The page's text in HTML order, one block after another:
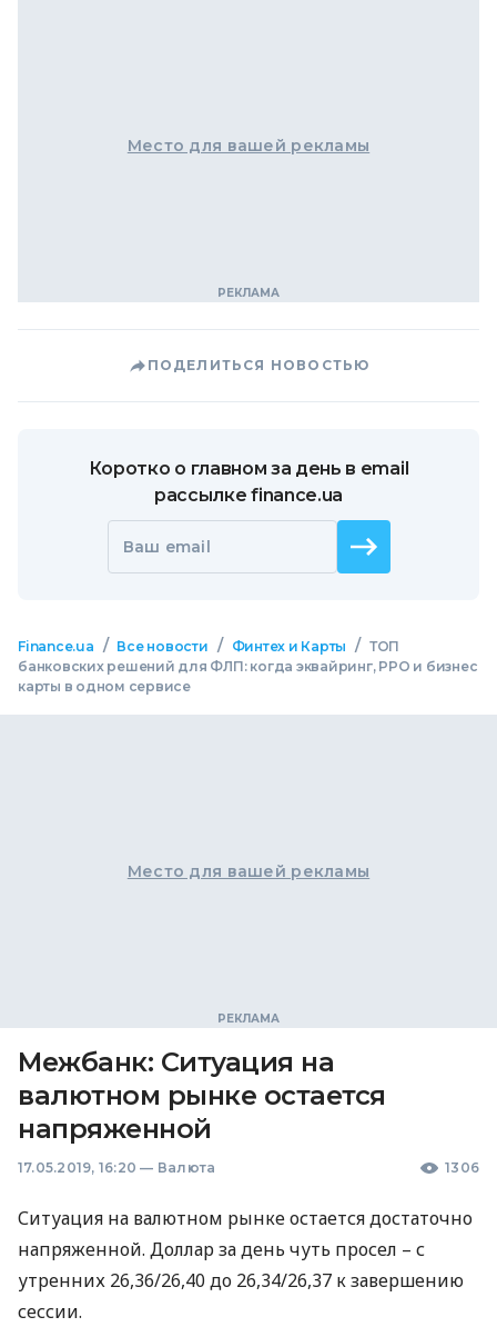
Место для вашей рекламы
ПОДЕЛИТЬСЯ НОВОСТЬЮ
Коротко о главном за день в email
рассылке finance.ua
Ваш email
Finance.ua / Все новости / Финтех и Карты / ТОП
банковских решений для ФЛП: когда эквайринг, РРО и бизнес
карты в одном сервисе
Место для вашей рекламы
Межбанк: Ситуация на
валютном рынке остается
напряженной
17.05.2019, 16:20 — Валюта 1306
Ситуация на валютном рынке остается достаточно
напряженной. Доллар за день чуть просел – с
утренних 26,36/26,40 до 26,34/26,37 к завершению
сессии.